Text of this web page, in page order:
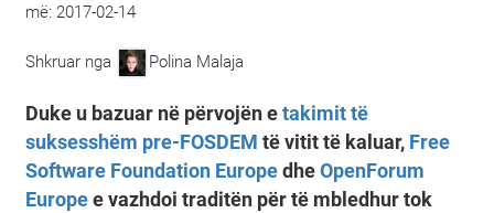
më: 2017-02-14
Shkruar nga Polina Malaja
Duke u bazuar në përvojën etakimit të
suksesshëm pre-FOSDEM të vitit të kaluar, Free
Software Foundation EuropedheOpenForum
Europee vazhdoi traditën për të mbledhur tok